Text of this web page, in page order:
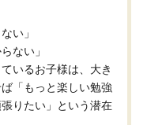
い」
ない」
いるお子様は、大き
「もっと楽しい勉強
りたい」という潜在